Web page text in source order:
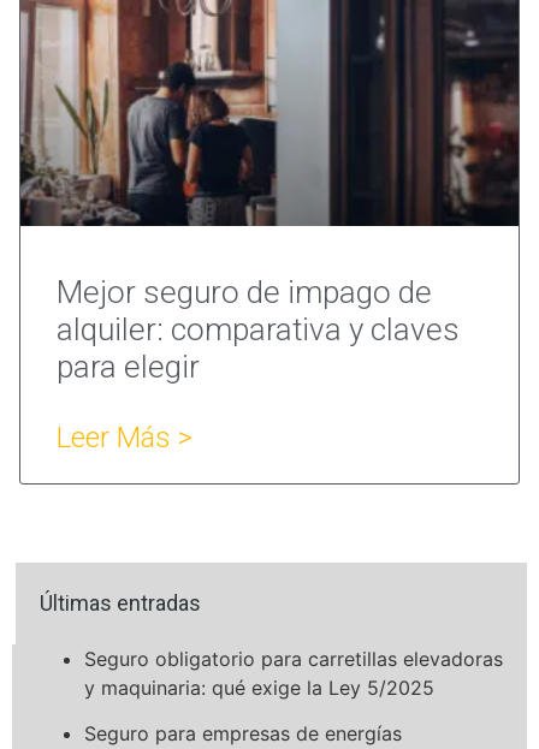
Mejor seguro de impago de
alquiler: comparativa y claves
para elegir
Leer Más >
Últimas entradas
Seguro obligatorio para carretillas elevadoras
y maquinaria: qué exige la Ley 5/2025
Seguro para empresas de energías